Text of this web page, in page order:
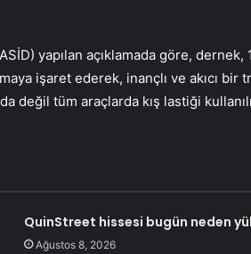
yapılan açıklamada göre, dernek,
işaret ederek, inançlı ve akıcı bir
değil tüm araçlarda kış lastiği
QuinStreet hissesi bugün neden
Ağustos 8, 2026